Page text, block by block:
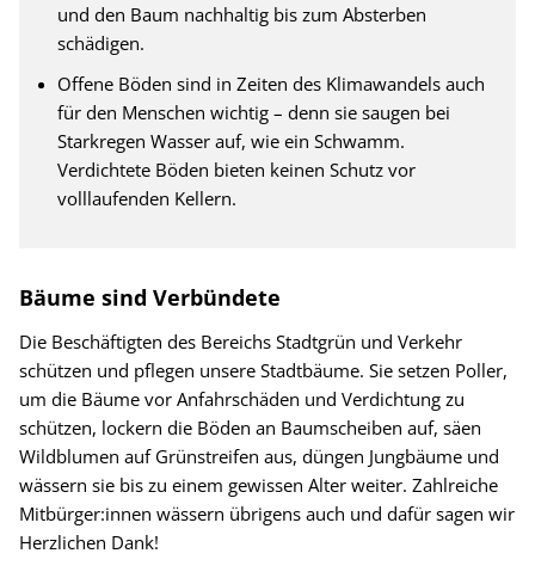
und den Baum nachhaltig bis zum Absterben
schädigen.
Offene Böden sind in Zeiten des Klimawandels auch
für den Menschen wichtig – denn sie saugen bei
Starkregen Wasser auf, wie ein Schwamm.
Verdichtete Böden bieten keinen Schutz vor
volllaufenden Kellern.
Bäume sind Verbündete
Die Beschäftigten des Bereichs Stadtgrün und Verkehr
schützen und pflegen unsere Stadtbäume. Sie setzen Poller,
um die Bäume vor Anfahrschäden und Verdichtung zu
schützen, lockern die Böden an Baumscheiben auf, säen
Wildblumen auf Grünstreifen aus, düngen Jungbäume und
wässern sie bis zu einem gewissen Alter weiter. Zahlreiche
Mitbürger:innen wässern übrigens auch und dafür sagen wir
Herzlichen Dank!